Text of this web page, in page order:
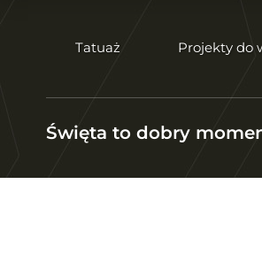
Tatuaż Projekty do
Święta to dobry